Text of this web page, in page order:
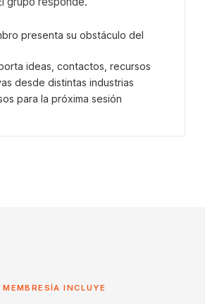
presenta su obstáculo del
ideas, contactos, recursos
desde distintas industrias
para la próxima sesión
MEMBRESÍA INCLUYE